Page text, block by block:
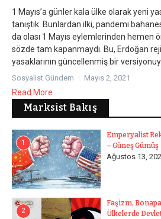
1 Mayıs’a günler kala ülke olarak yeni
tanıştık. Bunlardan ilki, pandemi
da olası 1 Mayıs eylemlerinden hemen
sözde tam kapanmaydı. Bu, Erdoğan
yasaklarının güncellenmiş bir
Sosyalist Gündem Mayıs 2, 2021
Read More
Marksist Bakış
1
Emperyalist
– Güneş Gümüş
Ağustos 13,
2
Faşizm,
Ülkelerde